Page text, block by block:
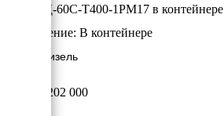
ТСС АД-60С-Т400-1РМ17 в контейнере
Исполнение: В контейнере
60 кВт/Дизель
1 202 000